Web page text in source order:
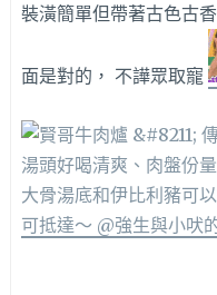
裝潢簡單但帶著古色古
面是對的， 不譁眾取寵